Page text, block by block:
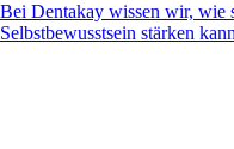
Bei Dentakay wissen wir, wie
Selbstbewusstsein stärken